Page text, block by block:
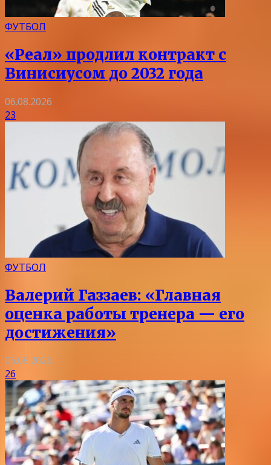
ФУТБОЛ
«Реал» продлил контракт с
Винисиусом до 2032 года
06.08.2026
23
ФУТБОЛ
Валерий Газзаев: «Главная
оценка работы тренера — его
достижения»
06.08.2026
26